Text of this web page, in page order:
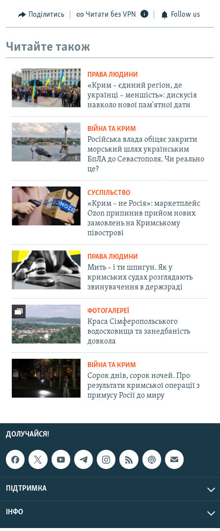
Поділитись Читати без VPN Follow us
Читайте також
ПРАВА ЛЮДИНИ
«Крим – єдиний регіон, де
українці – меншість»: дискусія
навколо нової пам'ятної дати
ВІЙНА ТА КРИМ
Російська влада обіцяє закрити
морський шлях українським
БпЛА до Севастополя. Чи реально
це?
СУСПІЛЬСТВО
«Крим – не Росія»: маркетплейс
Ozon припинив прийом нових
замовлень на Кримському
півострові
ПРАВА ЛЮДИНИ
Мить – і ти шпигун. Як у
кримських судах розглядають
звинувачення в держзраді
ФОТОГАЛЕРЕЇ
Краса Сімферопольського
водосховища та занедбаність
довкола
ВІЙНА ТА КРИМ
Сорок днів, сорок ночей. Про
результати кримської операції з
примусу Росії до миру
ДОЛУЧАЙСЯ!
ПІДТРИМКА
ІНФО